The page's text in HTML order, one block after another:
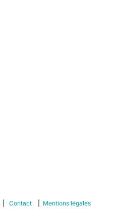
Contact Mentions légales